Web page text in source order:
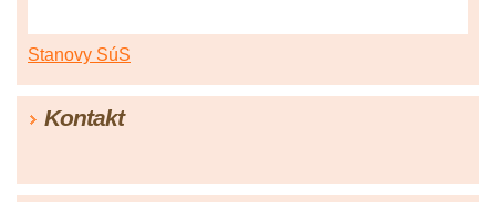
Stanovy SúS
Kontakt